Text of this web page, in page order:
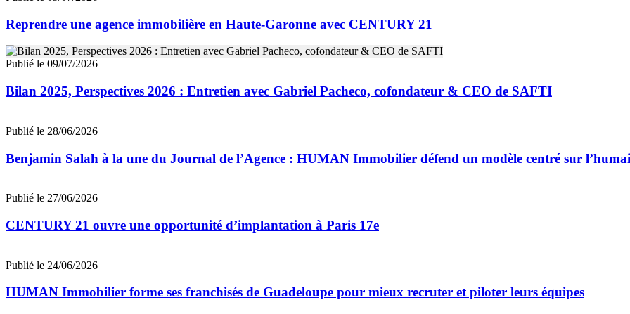
Reprendre une agence immobilière en Haute-Garonne avec CENTURY 21
Publié le 09/07/2026
Bilan 2025, Perspectives 2026 : Entretien avec Gabriel Pacheco, cofondateur & CEO de SAFTI
Publié le 28/06/2026
Benjamin Salah à la une du Journal de l’Agence : HUMAN Immobilier défend un modèle centré sur
Publié le 27/06/2026
CENTURY 21 ouvre une opportunité d’implantation à Paris 17e
Publié le 24/06/2026
HUMAN Immobilier forme ses franchisés de Guadeloupe pour mieux recruter et piloter leurs équipes